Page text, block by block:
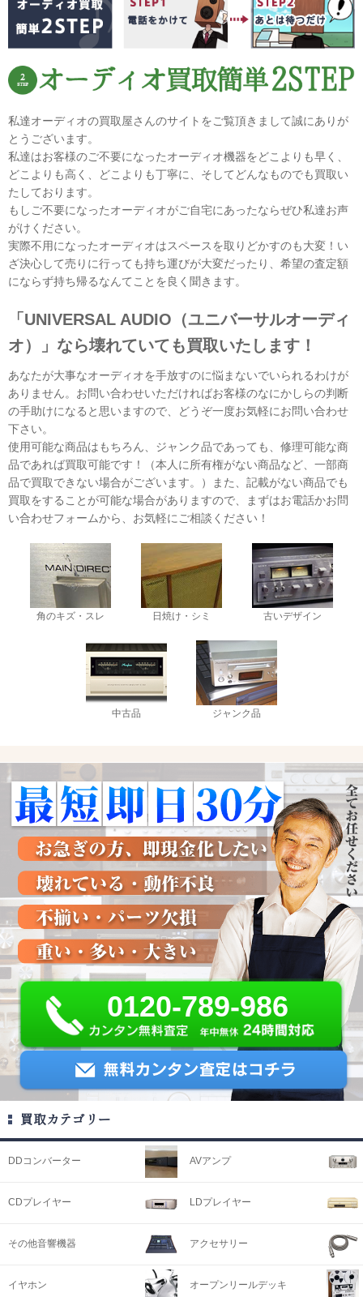
私達オーディオの買取屋さんのサイトをご覧頂きまして誠にありが
とうございます。
私達はお客様のご不要になったオーディオ機器をどこよりも早く、
どこよりも高く、どこよりも丁寧に、そしてどんなものでも買取い
たしております。
もしご不要になったオーディオがご自宅にあったならぜひ私達お声
がけください。
実際不用になったオーディオはスペースを取りどかすのも大変！い
ざ決心して売りに行っても持ち運びが大変だったり、希望の査定額
にならず持ち帰るなんてことを良く聞きます。
「UNIVERSAL AUDIO（ユニバーサルオーディ
オ）」なら壊れていても買取いたします！
あなたが大事なオーディオを手放すのに悩まないでいられるわけが
ありません。お問い合わせいただければお客様のなにかしらの判断
の手助けになると思いますので、どうぞ一度お気軽にお問い合わせ
下さい。
使用可能な商品はもちろん、ジャンク品であっても、修理可能な商
品であれば買取可能です！（本人に所有権がない商品など、一部商
品で買取できない場合がございます。）また、記載がない商品でも
買取をすることが可能な場合がありますので、まずはお電話かお問
い合わせフォームから、お気軽にご相談ください！
角のキズ・スレ 日焼け・シミ 古いデザイン
中古品 ジャンク品
0120-789-986
買取カテゴリー
DDコンバーター AVアンプ
CDプレイヤー LDプレイヤー
その他音響機器 アクセサリー
イヤホン オープンリールデッキ